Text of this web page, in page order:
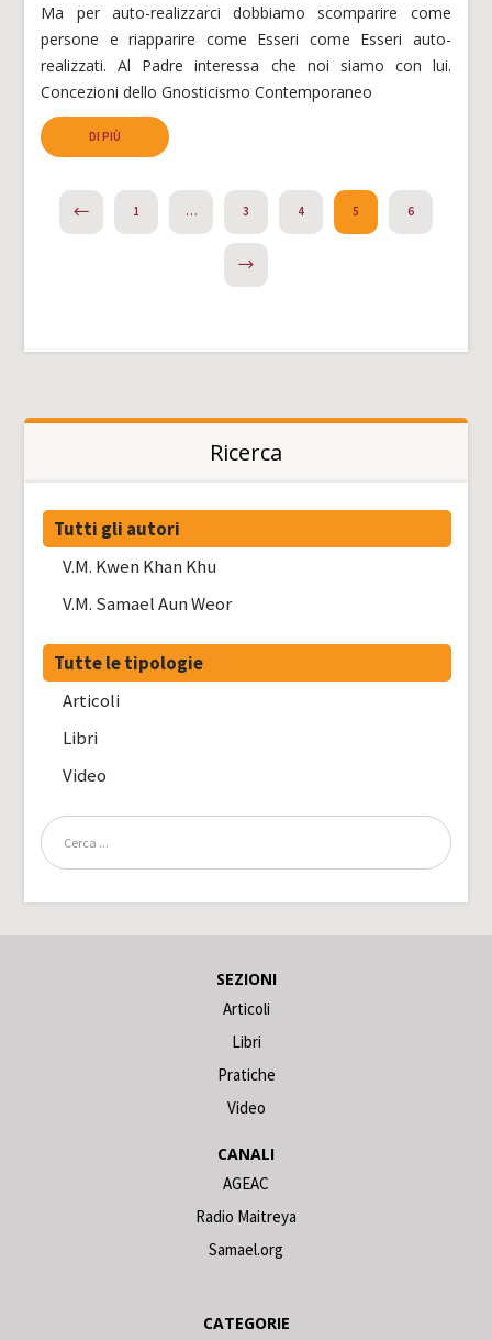
Ma per auto-realizzarci dobbiamo scomparire come
persone e riapparire come Esseri come Esseri auto-
realizzati. Al Padre interessa che noi siamo con lui.
Concezioni dello Gnosticismo Contemporaneo
DI PIÙ
PREVIOUS1 … 3 4 5 6
Ricerca
Tutti gli autori
V.M. Kwen Khan Khu
V.M. Samael Aun Weor
Tutte le tipologie
Articoli
Libri
Video
SEZIONI
Articoli
Libri
Pratiche
Video
CANALI
AGEAC
Radio Maitreya
Samael.org
CATEGORIE